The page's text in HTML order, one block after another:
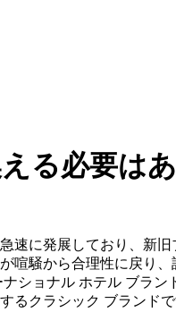
る必要は
速に発展しており、新
喧騒から合理性に戻り
ショナル ホテル ブラ
るクラシック ブランド